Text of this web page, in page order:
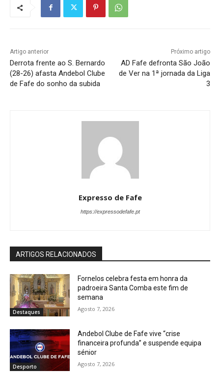
Artigo anterior
Derrota frente ao S. Bernardo
(28-26) afasta Andebol Clube
de Fafe do sonho da subida
Próximo artigo
AD Fafe defronta São João
de Ver na 1ª jornada da Liga
3
Expresso de Fafe
https://expressodefafe.pt
ARTIGOS RELACIONADOS
Destaques
Fornelos celebra festa em honra da
padroeira Santa Comba este fim de
semana
Agosto 7, 2026
Desporto
Andebol Clube de Fafe vive “crise
financeira profunda” e suspende equipa
sénior
Agosto 7, 2026